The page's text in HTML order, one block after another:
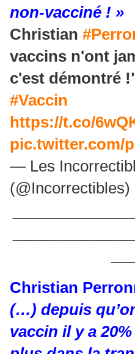
non-vacciné ! »
Christian
vaccins n'ont
c'est démontré
#Vaccin
https://t.co/
pic.twitter.com/
— Les
(@Incorrectibles)
Christian
(…) depuis
vaccin il y a